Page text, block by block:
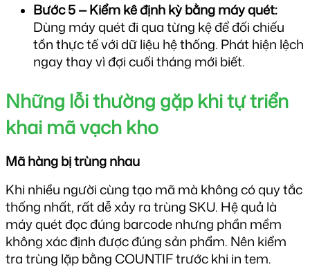
Bước 5 — Kiểm kê định kỳ bằng máy quét:
Dùng máy quét đi qua từng kệ để đối chiếu
tồn thực tế với dữ liệu hệ thống. Phát hiện lệch
ngay thay vì đợi cuối tháng mới biết.
Những lỗi thường gặp khi tự triển
khai mã vạch kho
Mã hàng bị trùng nhau
Khi nhiều người cùng tạo mã mà không có quy tắc
thống nhất, rất dễ xảy ra trùng SKU. Hệ quả là
máy quét đọc đúng barcode nhưng phần mềm
không xác định được đúng sản phẩm. Nên kiểm
tra trùng lặp bằng COUNTIF trước khi in tem.